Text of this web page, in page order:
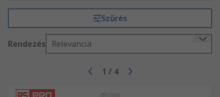
Szűrés
Rendezés Relevancia
1 / 4